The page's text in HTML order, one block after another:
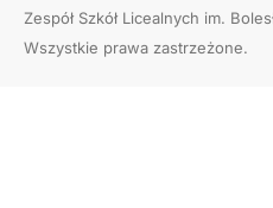
Zespół Szkół Licealnych im.
Wszystkie prawa zastrzeżone.